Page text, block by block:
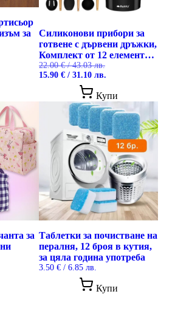
за
Силиконови прибори за
готвене с дървени дръжки,
Комплект от 12 елемента
Ruhhy
22.00€/ 43.03 лв.
Original
22.00 €
43.03 лв..
15.90 € / 31.10 лв.
е:
15.90 €
/
31.10 лв..
Купи
за Таблетки за почистване на
пералня, 12 броя в кутия,
за цяла година употреба
3.50 € / 6.85 лв.
Купи